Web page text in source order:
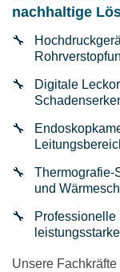
nachhaltige
Digitale
Thermografie-
und
Unsere